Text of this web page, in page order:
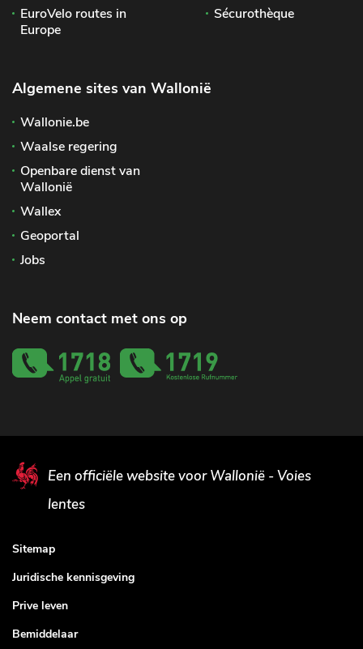
EuroVelo routes in
Europe
Sécurothèque
Algemene sites van Wallonië
Wallonie.be
Waalse regering
Openbare dienst van
Wallonië
Wallex
Geoportal
Jobs
Neem contact met ons op
Een officiële website voor Wallonië - Voies
lentes
Sitemap
Juridische kennisgeving
Prive leven
Bemiddelaar